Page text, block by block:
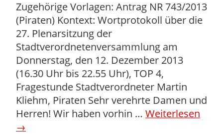
Zugehörige Vorlagen: Antrag NR 743/2013
(Piraten) Kontext: Wortprotokoll über die
27. Plenarsitzung der
Stadtverordnetenversammlung am
Donnerstag, den 12. Dezember 2013
(16.30 Uhr bis 22.55 Uhr), TOP 4,
Fragestunde Stadtverordneter Martin
Kliehm, Piraten Sehr verehrte Damen und
Herren! Wir haben vorhin … Weiterlesen
→